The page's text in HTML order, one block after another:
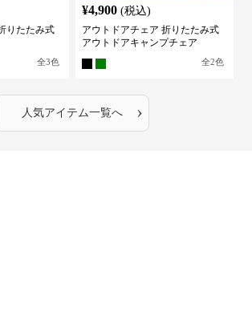
りたたみ式
全3色
¥4,900 (税込)
アウトドアチェア 折りたたみ式
アウトドアキャンプチェア
全2色
人気アイテム一覧へ ›